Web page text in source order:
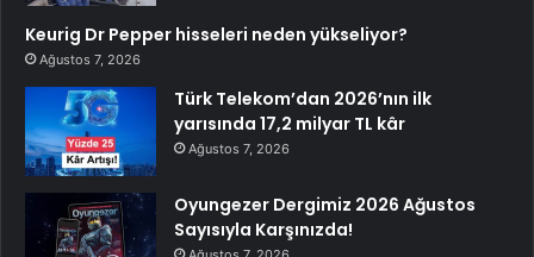
Keurig Dr Pepper hisseleri neden yükseliyor?
Ağustos 7, 2026
Türk Telekom’dan 2026’nın ilk
yarısında 17,2 milyar TL kâr
Ağustos 7, 2026
Oyungezer Dergimiz 2026 Ağustos
Sayısıyla Karşınızda!